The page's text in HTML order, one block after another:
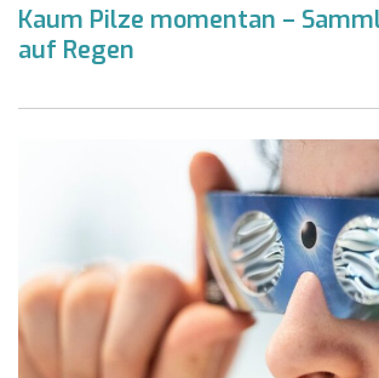
Kaum Pilze momentan –
auf Regen